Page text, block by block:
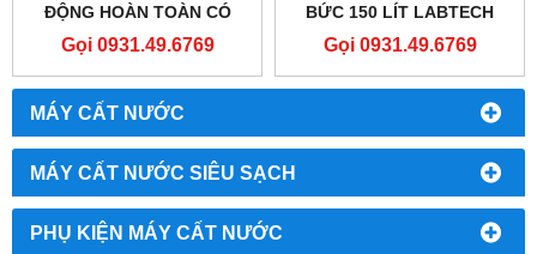
MÁY CẤT NƯỚC
MÁY CẤT NƯỚC SIÊU SẠCH
PHỤ KIỆN MÁY CẤT NƯỚC
ĐỘNG HOÀN TOÀN CÓ
SẤY KHÔ 196 LÍT
MEDSOURCE TC-500A
Gọi 0931.49.6769
BỨC 150 LÍT LABTECH
LDO-150F
Gọi 0931.49.6769